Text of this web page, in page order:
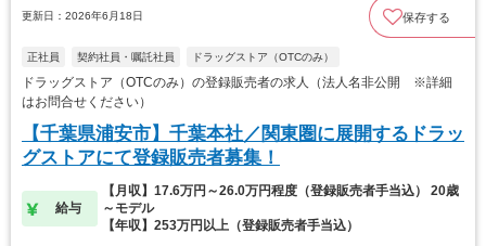
更新日：2026年6月18日 保存する
正社員 契約社員・嘱託社員 ドラッグストア（OTCのみ）
ドラッグストア（OTCのみ）の登録販売者の求人（法人名非公開 ※詳細
はお問合せください）
【千葉県浦安市】千葉本社／関東圏に展開するドラッ
グストアにて登録販売者募集！
給与
【月収】17.6万円～26.0万円程度（登録販売者手当込） 20歳
～モデル
【年収】253万円以上（登録販売者手当込）